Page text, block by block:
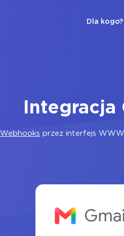
Dla kogo?
Integracja
Webhooks przez interfejs